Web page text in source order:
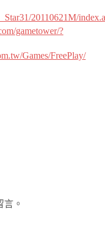
20110621M/
gametower/?
Games/FreePlay/
言。